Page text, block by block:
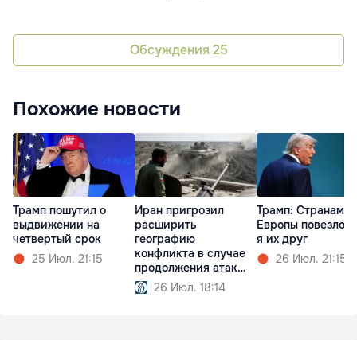
Обсуждения 25
Похожие новости
Трамп пошутил о
выдвижении на
четвертый срок
25 Июл. 21:15
Иран пригрозил
расширить
географию
конфликта в случае
продолжения атак
США26 Июл. 18:14
Трамп: Cтранам
Европы повезло,
я их друг
26 Июл. 21:15